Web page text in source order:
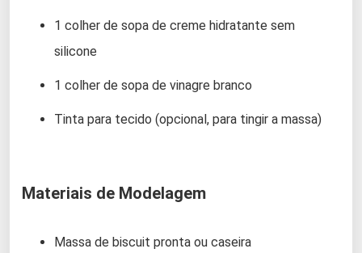
1 colher de sopa de creme hidratante sem
silicone
1 colher de sopa de vinagre branco
Tinta para tecido (opcional, para tingir a massa)
Materiais de Modelagem
Massa de biscuit pronta ou caseira